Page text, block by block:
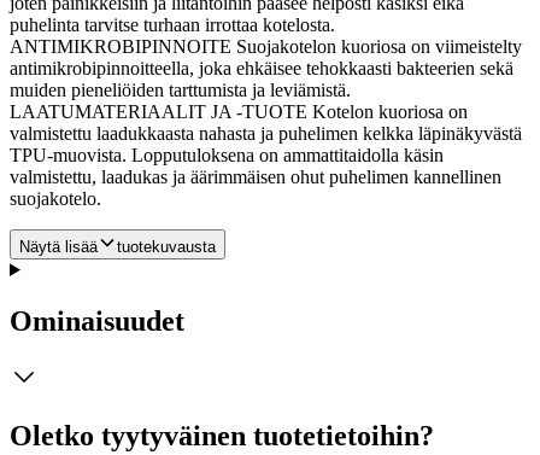
puhelinta tarvitse turhaan irrottaa kotelosta.
ANTIMIKROBIPINNOITE Suojakotelon kuoriosa on viimeistelty
antimikrobipinnoitteella, joka ehkäisee tehokkaasti bakteerien sekä
muiden pieneliöiden tarttumista ja leviämistä.
LAATUMATERIAALIT JA -TUOTE Kotelon kuoriosa on
valmistettu laadukkaasta nahasta ja puhelimen kelkka läpinäkyvästä
TPU-muovista. Lopputuloksena on ammattitaidolla käsin
valmistettu, laadukas ja äärimmäisen ohut puhelimen kannellinen
suojakotelo.
Näytä lisää tuotekuvausta
Ominaisuudet
Oletko tyytyväinen tuotetietoihin?